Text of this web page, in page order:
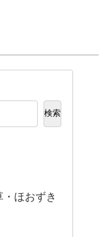
検索
ほおずき